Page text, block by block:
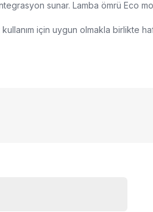
sunar. Lamba ömrü Eco
için uygun olmakla birlikte